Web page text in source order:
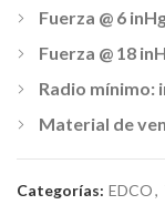
Fuerza @ 6
Fuerza @ 18
Radio mínimo:
Material de
Categorías: EDCO,